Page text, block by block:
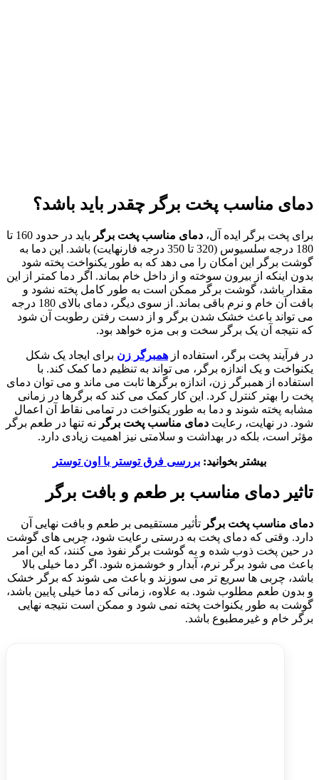
دمای مناسب پخت برگر چقدر باید باشد؟
برای پخت برگر ایده آل، دمای مناسب پخت برگر
باید در حدود 160 تا
180 درجه سلسیوس (320 تا 350 درجه فارنهایت) باشد. این دما به
گوشت برگر این امکان را می دهد که به طور یکنواخت پخته شود
بدون اینکه از بیرون سوخته و از داخل خام بماند. اگر دما کمتر از این
مقدار باشد، گوشت برگر ممکن است به طور کامل پخته نشود و
بافت آن خام و نرم باقی بماند. از سوی دیگر، دمای بالای 180 درجه
می تواند باعث خشک شدن برگر و از دست رفتن رطوبت آن شود
که نتیجه آن یک برگر سخت و بی مزه خواهد بود.
در فرآیند پخت برگر، استفاده از همبرگر زن برای ایجاد یک شکل
یکنواخت و یک اندازه برگر، می تواند به تنظیم دما کمک کند. با
استفاده از همبرگر زن، اندازه برگرها ثابت می ماند و می توان دمای
پخت را بهتر کنترل کرد. این کار کمک می کند که برگرها در زمانی
مشابه پخته شوند و دما به طور یکنواخت در تمامی نقاط آن اعمال
شود. در نهایت، رعایت دمای مناسب پخت برگر نه تنها در طعم برگر
مؤثر است، بلکه در بهداشت و سلامتی نیز اهمیت زیادی دارد.
بیشتر بخوانید: بررسی فرق توستر با اون توستر
تاثیر دمای مناسب بر طعم و بافت برگر
دمای مناسب پخت برگر تأثیر مستقیمی بر طعم و بافت نهایی آن
دارد. وقتی که دمای پخت به درستی رعایت شود، چربی های گوشت
در حین پخت ذوب شده و به گوشت برگر نفوذ می کنند، که این امر
باعث می شود برگر نرم، آبدار و خوشمزه شود. اگر دما خیلی بالا
باشد، چربی ها سریع تر می سوزند و باعث می شوند که برگر خشک
و بدون طعم مطلوب شود. به علاوه، زمانی که دما خیلی پایین باشد،
گوشت به طور یکنواخت پخته نمی شود و ممکن است نتیجه نهایی
برگر خام و غیرمطبوع باشد.